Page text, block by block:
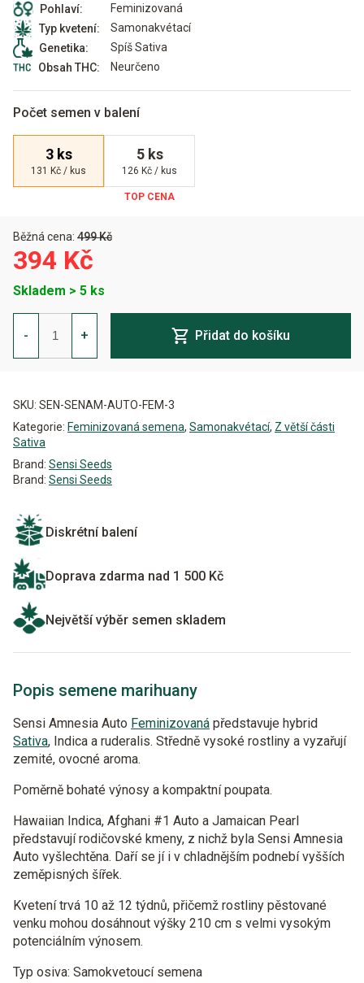
Pohlaví:
Feminizovaná
Typ kvetení:
Samonakvétací
Genetika:
Spíš Sativa
Obsah THC:
Neurčeno
Počet semen v balení
3 ks
131 Kč / kus
5 ks
126 Kč / kus
Běžná cena: 499 Kč
394 Kč
Skladem > 5 ks
-
Sensi
Amnesia
Auto
Feminizovaná
+ Přidat do košíku
SKU: SEN-SENAM-AUTO-FEM-3
Kategorie: Feminizovaná semena, Samonakvétací, Z větší části
Sativa
Brand: Sensi Seeds
Brand: Sensi Seeds
Diskrétní balení
Doprava zdarma nad 1 500 Kč
Největší výběr semen skladem
Popis semene marihuany
Sensi Amnesia Auto Feminizovaná představuje hybrid
Sativa, Indica a ruderalis. Středně vysoké rostliny a vyzařují
zemité, ovocné aroma.
Poměrně bohaté výnosy a kompaktní poupata.
Hawaiian Indica, Afghani #1 Auto a Jamaican Pearl
představují rodičovské kmeny, z nichž byla Sensi Amnesia
Auto vyšlechtěna. Daří se jí i v chladnějším podnebí vyšších
zeměpisných šířek.
Kvetení trvá 10 až 12 týdnů, přičemž rostliny pěstované
venku mohou dosáhnout výšky 210 cm s velmi vysokým
potenciálním výnosem.
Typ osiva: Samokvetoucí semena